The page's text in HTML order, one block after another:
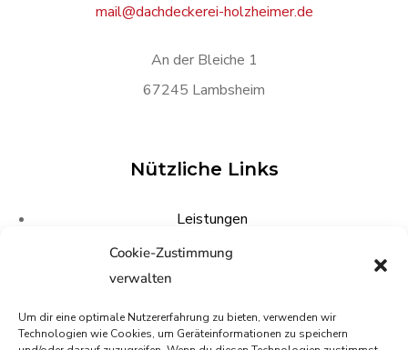
Cookie-Zustimmung
verwalten
Um dir eine optimale Nutzererfahrung zu bieten, verwenden wir
Technologien wie Cookies, um Geräteinformationen zu speichern
mail@dachdeckerei-holzheimer.de
An der Bleiche 1
67245 Lambsheim
Nützliche Links
Leistungen
Referenzen
Kontakt
Datenschutz